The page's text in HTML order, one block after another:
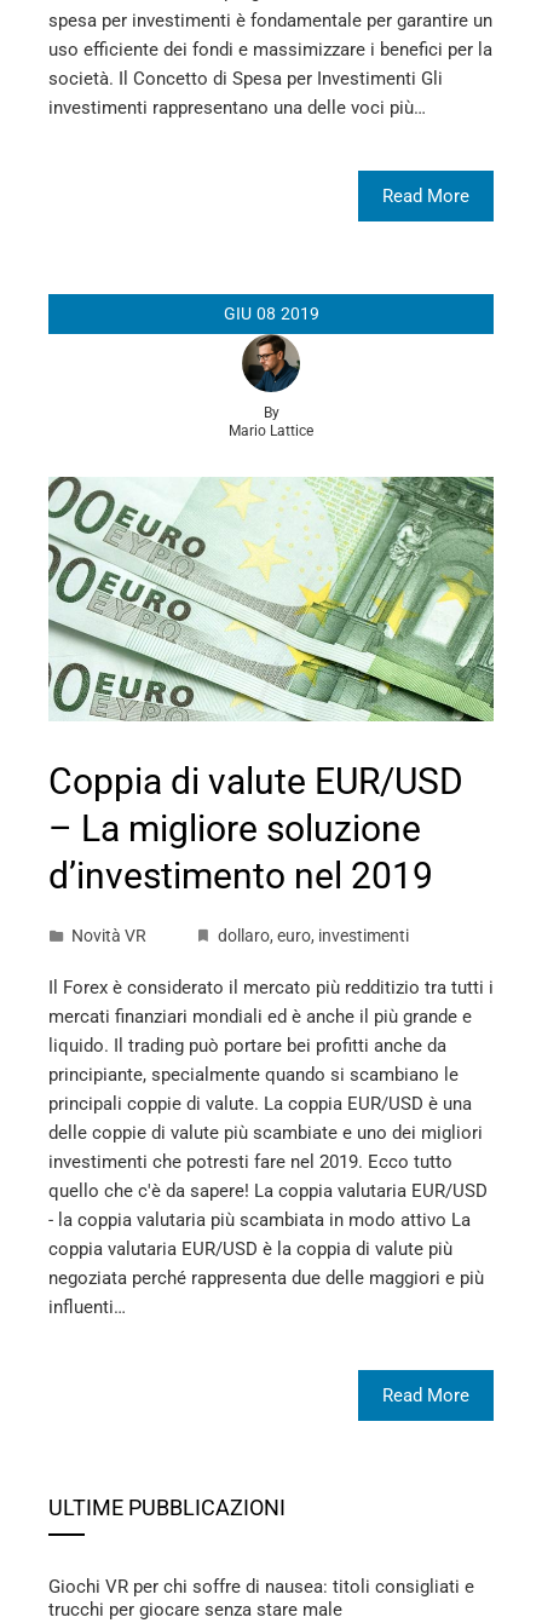
spesa per investimenti è fondamentale per garantire un
uso efficiente dei fondi e massimizzare i benefici per la
società. Il Concetto di Spesa per Investimenti Gli
investimenti rappresentano una delle voci più…
Read More
GIU 08 2019
By
Mario Lattice
Coppia di valute EUR/USD
– La migliore soluzione
d’investimento nel 2019
Novità VR dollaro, euro, investimenti
Il Forex è considerato il mercato più redditizio tra tutti i
mercati finanziari mondiali ed è anche il più grande e
liquido. Il trading può portare bei profitti anche da
principiante, specialmente quando si scambiano le
principali coppie di valute. La coppia EUR/USD è una
delle coppie di valute più scambiate e uno dei migliori
investimenti che potresti fare nel 2019. Ecco tutto
quello che c'è da sapere! La coppia valutaria EUR/USD
- la coppia valutaria più scambiata in modo attivo La
coppia valutaria EUR/USD è la coppia di valute più
negoziata perché rappresenta due delle maggiori e più
influenti…
Read More
ULTIME PUBBLICAZIONI
Giochi VR per chi soffre di nausea: titoli consigliati e
trucchi per giocare senza stare male